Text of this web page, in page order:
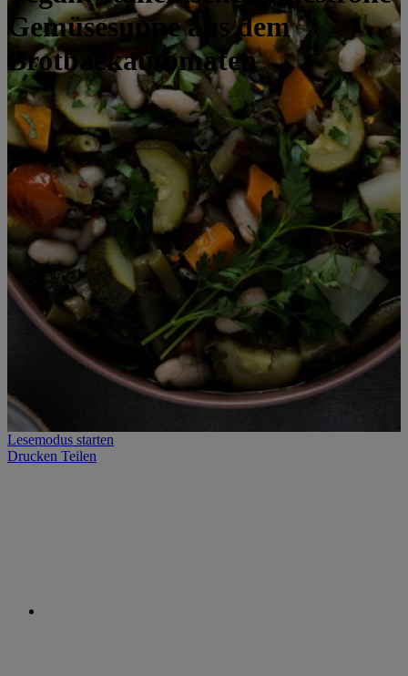
Gemüsesuppe aus dem
Brotbackautomaten
Lesemodus starten
Drucken Teilen